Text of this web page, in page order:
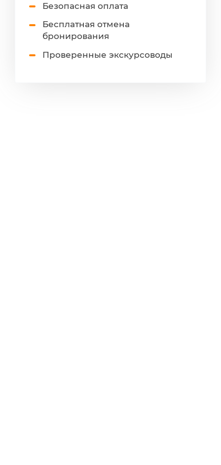
Безопасная оплата
Бесплатная отмена
бронирования
Проверенные экскурсоводы